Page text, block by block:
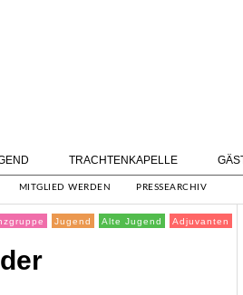
TRACHTENKAPELLE
MITGLIED WERDEN PRESSEARCHIV
Adjuvanten
Alte Jugend
Jugend